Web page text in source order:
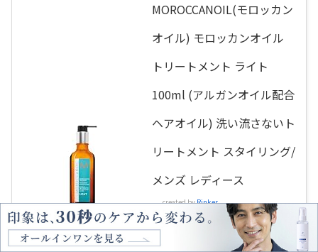
MOROCCANOIL(モロッカン
オイル) モロッカンオイル
トリートメント ライト
100ml (アルガンオイル配合
ヘアオイル) 洗い流さないト
リートメント スタイリング/
メンズ レディース
created byRinker
Moroccanoil